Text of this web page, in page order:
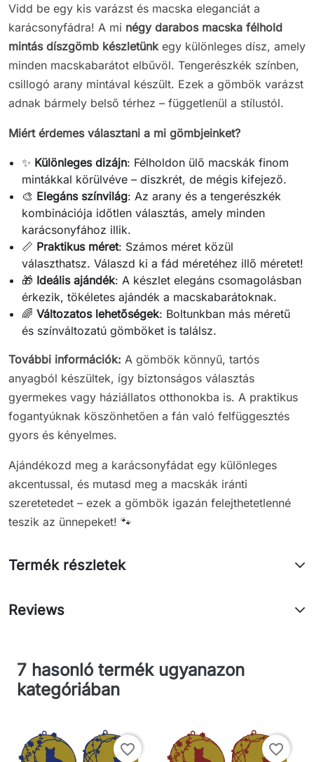
Vidd be egy kis varázst és macska eleganciát a
karácsonyfádra! A mi négy darabos macska félhold
mintás díszgömb készletünk egy különleges dísz, amely
minden macskabarátot elbűvöl. Tengerészkék színben,
csillogó arany mintával készült. Ezek a gömbök varázst
adnak bármely belső térhez – függetlenül a stílustól.
Miért érdemes választani a mi gömbjeinket?
✨ Különleges dizájn: Félholdon ülő macskák finom
mintákkal körülvéve – diszkrét, de mégis kifejező.
🎨 Elegáns színvilág: Az arany és a tengerészkék
kombinációja időtlen választás, amely minden
karácsonyfához illik.
📏 Praktikus méret: Számos méret közül
választhatsz. Válaszd ki a fád méretéhez illő méretet!
🎁 Ideális ajándék: A készlet elegáns csomagolásban
érkezik, tökéletes ajándék a macskabarátoknak.
🌈Változatos lehetőségek: Boltunkban más méretű
és színváltozatú gömböket is találsz.
További információk: A gömbök könnyű, tartós
anyagból készültek, így biztonságos választás
gyermekes vagy háziállatos otthonokba is. A praktikus
fogantyúknak köszönhetően a fán való felfüggesztés
gyors és kényelmes.
Ajándékozd meg a karácsonyfádat egy különleges
akcentussal, és mutasd meg a macskák iránti
szeretetedet – ezek a gömbök igazán felejthetetlenné
teszik az ünnepeket! 🐾
Termék részletek
Reviews
7 hasonló termék ugyanazon
kategóriában
favorite_border favorite_border